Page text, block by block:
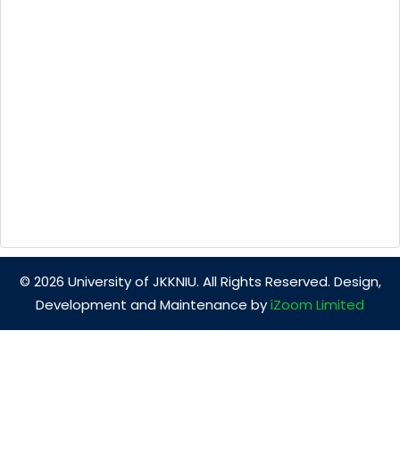
© 2026 University of JKKNIU. All Rights Reserved. Design,
Development and Maintenance byiZoom Limited